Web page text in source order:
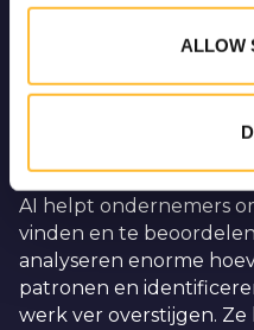
ALLOW
websites die niets met
te maken hebben,
zelfs leiden tot een
algoritmes zijn
AI helpt ondernemers
vinden en te
analyseren enorme
patronen en
werk ver overstijgen.